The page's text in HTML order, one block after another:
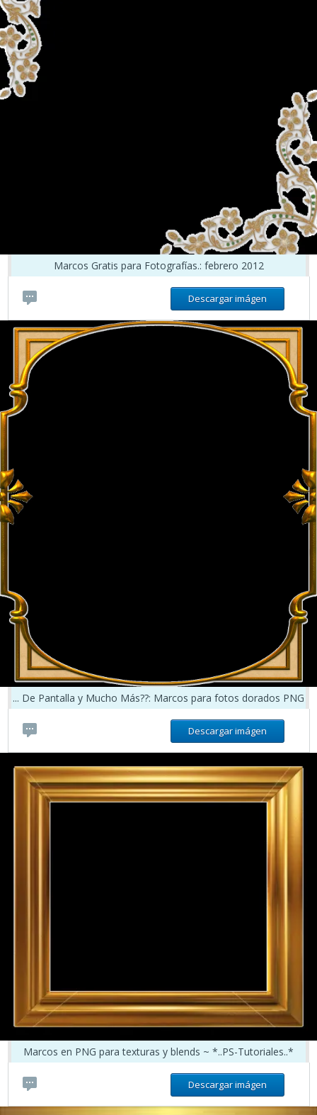
Marcos Gratis para Fotografías.: febrero 2012
Descargar imágen
... De Pantalla y Mucho Más??: Marcos para fotos dorados PNG
Descargar imágen
Marcos en PNG para texturas y blends ~ *..PS-Tutoriales..*
Descargar imágen